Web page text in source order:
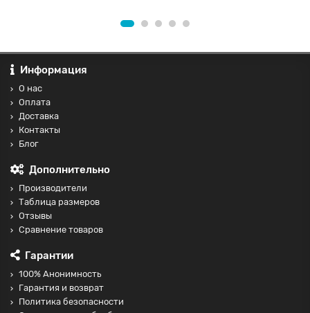
Информация
О нас
Оплата
Доставка
Контакты
Блог
Дополнительно
Производители
Таблица размеров
Отзывы
Сравнение товаров
Гарантии
100% Анонимность
Гарантия и возврат
Политика безопасности